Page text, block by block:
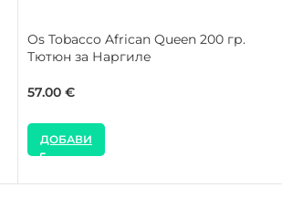
Os Tobacco African Queen 200 гр.
Тютюн за Наргиле
57.00 €
ДОБАВИ